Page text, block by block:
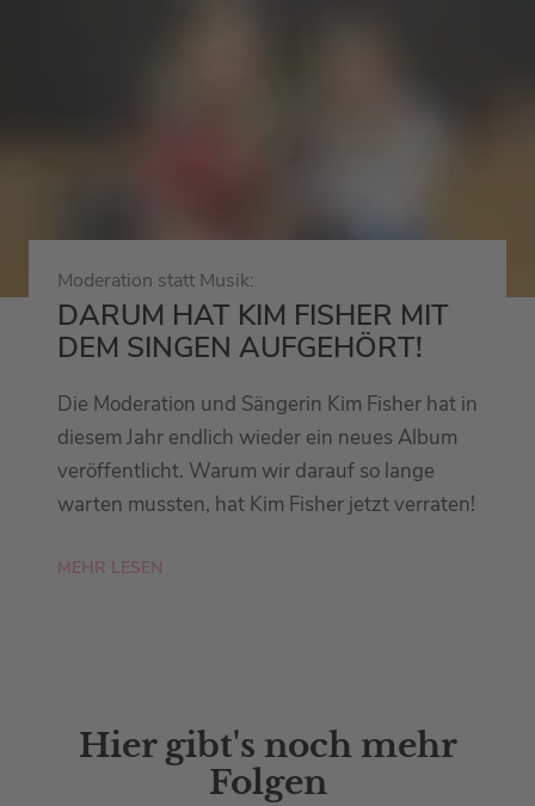
Moderation statt Musik:
DARUM HAT KIM FISHER MIT
DEM SINGEN AUFGEHÖRT!
Die Moderation und Sängerin Kim Fisher hat in
diesem Jahr endlich wieder ein neues Album
veröffentlicht. Warum wir darauf so lange
warten mussten, hat Kim Fisher jetzt verraten!
MEHR LESEN
Hier gibt's noch mehr
Folgen